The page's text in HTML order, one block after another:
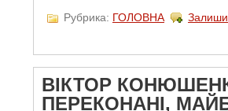
Рубрика: ГОЛОВНА
ВІКТОР
ПЕРЕКОНАНІ,